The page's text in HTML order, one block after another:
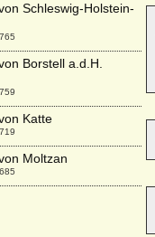
Schleswig-Holstein-
Borstell a.d.H.
Katte
Moltzan